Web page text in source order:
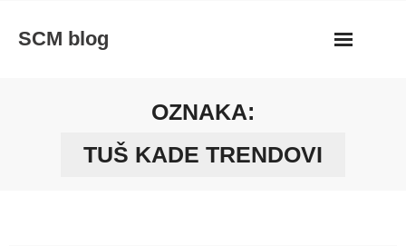
SCM blog
OZNAKA:
TUŠ KADE TRENDOVI